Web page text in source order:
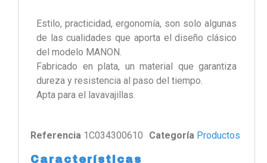
Estilo, practicidad, ergonomía, son solo algunas
de las cualidades que aporta el diseño clásico
del modelo MANON.
Fabricado en plata, un material que garantiza
dureza y resistencia al paso del tiempo.
Apta para el lavavajillas.
Referencia 1C034300610 Categoría Productos
Características